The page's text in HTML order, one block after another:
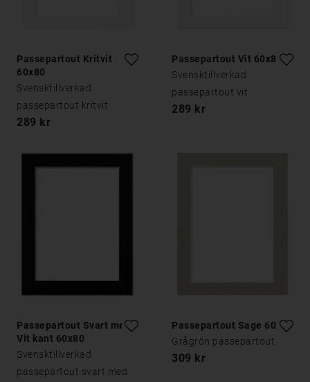
Passepartout Kritvit
60x80
Svensktillverkad
passepartout kritvit
289 kr
Passepartout Vit 60x80
Svensktillverkad
passepartout vit
289 kr
Passepartout Svart med
Vit kant 60x80
Svensktillverkad
passepartout svart med
Passepartout Sage 60x80
Grågrön passepartout
309 kr